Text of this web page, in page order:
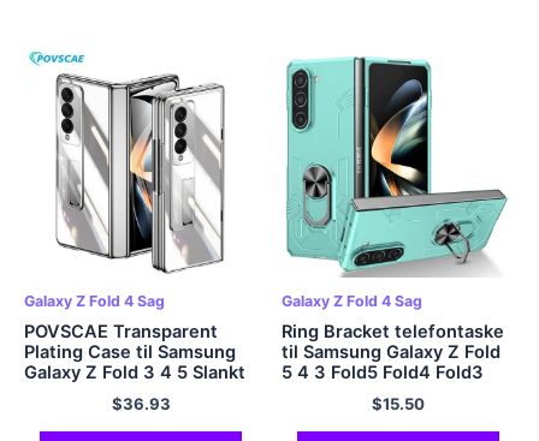
Galaxy Z Fold 4 Sag
POVSCAE Transparent
Plating Case til Samsung
Galaxy Z Fold 3 4 5 Slankt
stødsikkert
hængselbeskyttelsesdæksel
med HD skærmbeskytter
$36.93
Galaxy Z Fold 4 Sag
Ring Bracket telefontaske
til Samsung Galaxy Z Fold
5 4 3 Fold5 Fold4 Fold3
Magnetisk plastik
faldsikringsbetræk
$15.50